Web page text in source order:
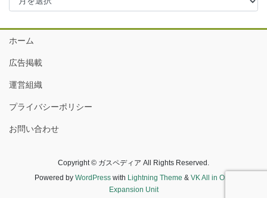
イ
ブ
ホーム
広告掲載
運営組織
プライバシーポリシー
お問い合わせ
Copyright © ガスペディア All Rights Reserved.
Powered by WordPresswith Lightning Theme & VK All in One
Expansion Unit